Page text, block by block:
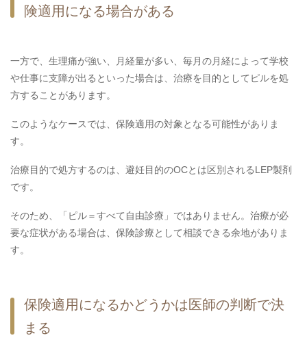
険適用になる場合がある
一方で、生理痛が強い、月経量が多い、毎月の月経によって学校
や仕事に支障が出るといった場合は、治療を目的としてピルを処
方することがあります。
このようなケースでは、保険適用の対象となる可能性がありま
す。
治療目的で処方するのは、避妊目的のOCとは区別されるLEP製剤
です。
そのため、「ピル＝すべて自由診療」ではありません。治療が必
要な症状がある場合は、保険診療として相談できる余地がありま
す。
保険適用になるかどうかは医師の判断で決
まる